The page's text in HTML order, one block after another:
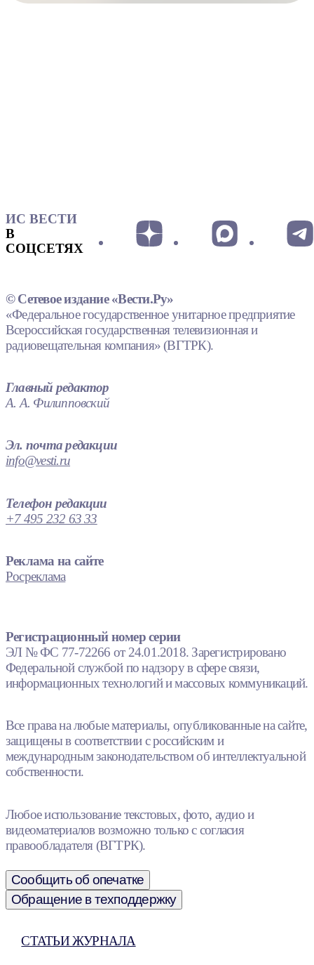
ИС ВЕСТИ
В
СОЦСЕТЯХ
© Сетевое издание «Вести.Ру»
«Федеральное государственное унитарное предприятие
Всероссийская государственная телевизионная и
радиовещательная компания» (ВГТРК).
Главный редактор
А. А. Филипповский
Эл. почта редакции
info@vesti.ru
Телефон редакции
+7 495 232 63 33
Реклама на сайте
Росреклама
Регистрационный номер серии
ЭЛ № ФС 77-72266 от 24.01.2018. Зарегистрировано
Федеральной службой по надзору в сфере связи,
информационных технологий и массовых коммуникаций.
Все права на любые материалы, опубликованные на сайте,
защищены в соответствии с российским и
международным законодательством об интеллектуальной
собственности.
Любое использование текстовых, фото, аудио и
видеоматериалов возможно только с согласия
правообладателя (ВГТРК).
Сообщить об опечатке
Обращение в техподдержку
СТАТЬИ ЖУРНАЛА